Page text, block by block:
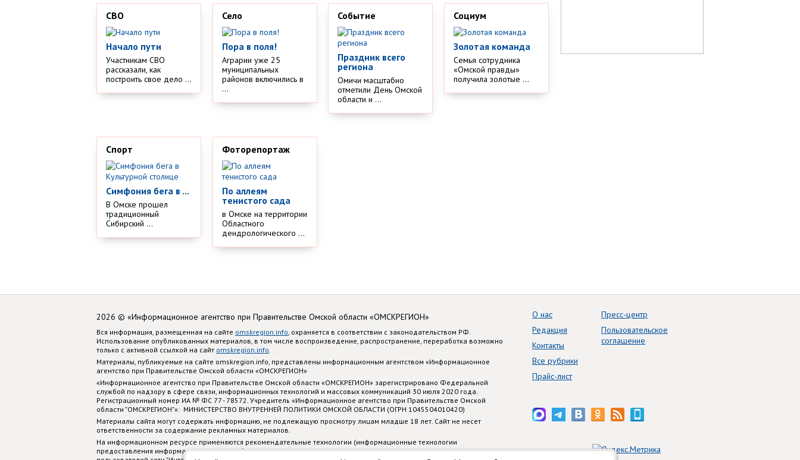
СВО
Начало пути
Участникам СВО
рассказали, как
построить свое дело ...
Село
Пора в поля!
Аграрии уже 25
муниципальных
районов включились в
...
Событие
Праздник всего
региона
Омичи масштабно
отметили День Омской
области и ...
Социум
Золотая команда
Семья сотрудника
«Омской правды»
получила золотые ...
Спорт
Симфония бега в ...
В Омске прошел
традиционный
Сибирский ...
Фоторепортаж
По аллеям
тенистого сада
в Омске на территории
Областного
дендрологического ...
2026 © «Информационное агентство при Правительстве Омской области «ОМСКРЕГИОН»
Вся информация, размещенная на сайте omskregion.info , охраняется в соответствии с законодательством РФ.
Использование опубликованных материалов, в том числе воспроизведение, распространение, переработка возможно
только с активной ссылкой на сайт omskregion.info
Материалы, публикуемые на сайте omskregion.info, представлены информационным агентством «Информационное
агентство при Правительстве Омской области «ОМСКРЕГИОН»
«Информационное агентство при Правительстве Омской области «ОМСКРЕГИОН» зарегистрировано Федеральной
службой по надзору в сфере связи, информационных технологий и массовых коммуникаций 30 июля 2020 года.
Регистрационный номер ИА № ФС 77 - 78572. Учредитель «Информационное агентство при Правительстве Омской
области "ОМСКРЕГИОН"»: МИНИСТЕРСТВО ВНУТРЕННЕЙ ПОЛИТИКИ ОМСКОЙ ОБЛАСТИ (ОГРН 1045504010420)
Материалы сайта могут содержать информацию, не подлежащую просмотру лицам младше 18 лет. Сайт не несет
ответственности за содержание рекламных материалов.
На информационном ресурсе применяются рекомендательные технологии (информационные технологии
предоставления информации на основе сбора, систематизации и анализа сведений, относящихся к предпочтениям
О нас
Редакция
Контакты
Все рубрики
Прайс-лист
Пресс-центр
Пользовательское
соглашение